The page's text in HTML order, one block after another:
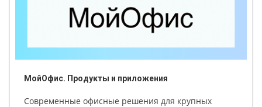
МойОфис. Продукты и приложения
Современные офисные решения для крупных